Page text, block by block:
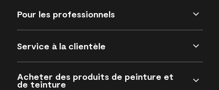
Pour les professionnels
Service à la clientèle
Acheter des produits de peinture et
de teinture